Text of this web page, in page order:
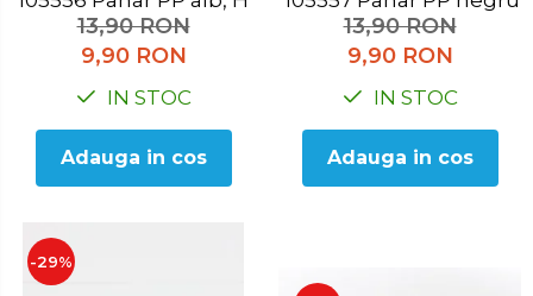
13,90 RON
9,90 RON
IN STOC
Adauga in cos
13,90 RON
9,90 RON
IN STOC
Adauga in cos
-29%